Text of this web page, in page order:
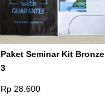
Paket Seminar Kit Bronze
3
Rp 28.600